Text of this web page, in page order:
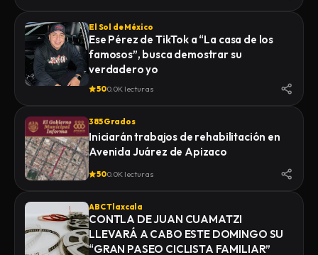
El Sol de México
Ese Pérez de TikTok a “La casa de los
famosos”, busca demostrar su
verdadero yo
500.0K lecturas
385 Grados
Iniciarán trabajos de rehabilitación en
Avenida Juárez de Apizaco
500.0K lecturas
ABC Tlaxcala
CONTLA DE JUAN CUAMATZI
LLEVARÁ A CABO ESTE DOMINGO SU
“GRAN PASEO CICLISTA FAMILIAR”